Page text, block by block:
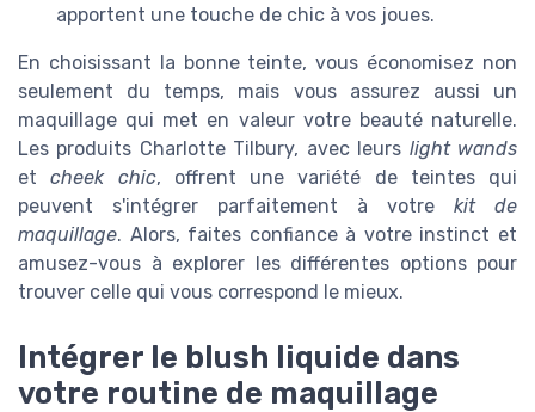
apportent une touche de chic à vos joues.
En choisissant la bonne teinte, vous économisez non
seulement du temps, mais vous assurez aussi un
maquillage qui met en valeur votre beauté naturelle.
Les produits Charlotte Tilbury, avec leurs light wands
etcheek chic, offrent une variété de teintes qui
peuvent s'intégrer parfaitement à votre kit de
maquillage. Alors, faites confiance à votre instinct et
amusez-vous à explorer les différentes options pour
trouver celle qui vous correspond le mieux.
Intégrer le blush liquide dans
votre routine de maquillage